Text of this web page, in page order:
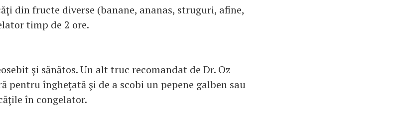
din fructe diverse (banane, ananas, struguri, afine,
timp de 2 ore.
şi sănătos. Un alt truc recomandat de Dr. Oz
pentru îngheţată şi de a scobi un pepene galben sau
în congelator.